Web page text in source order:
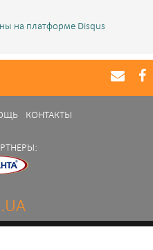
на платформе Disqus
КОНТАКТЫ